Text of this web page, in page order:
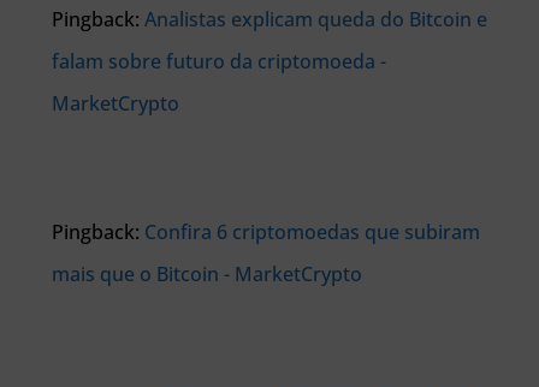
Pingback: Analistas explicam queda do Bitcoin e
falam sobre futuro da criptomoeda -
MarketCrypto
Pingback: Confira 6 criptomoedas que subiram
mais que o Bitcoin - MarketCrypto